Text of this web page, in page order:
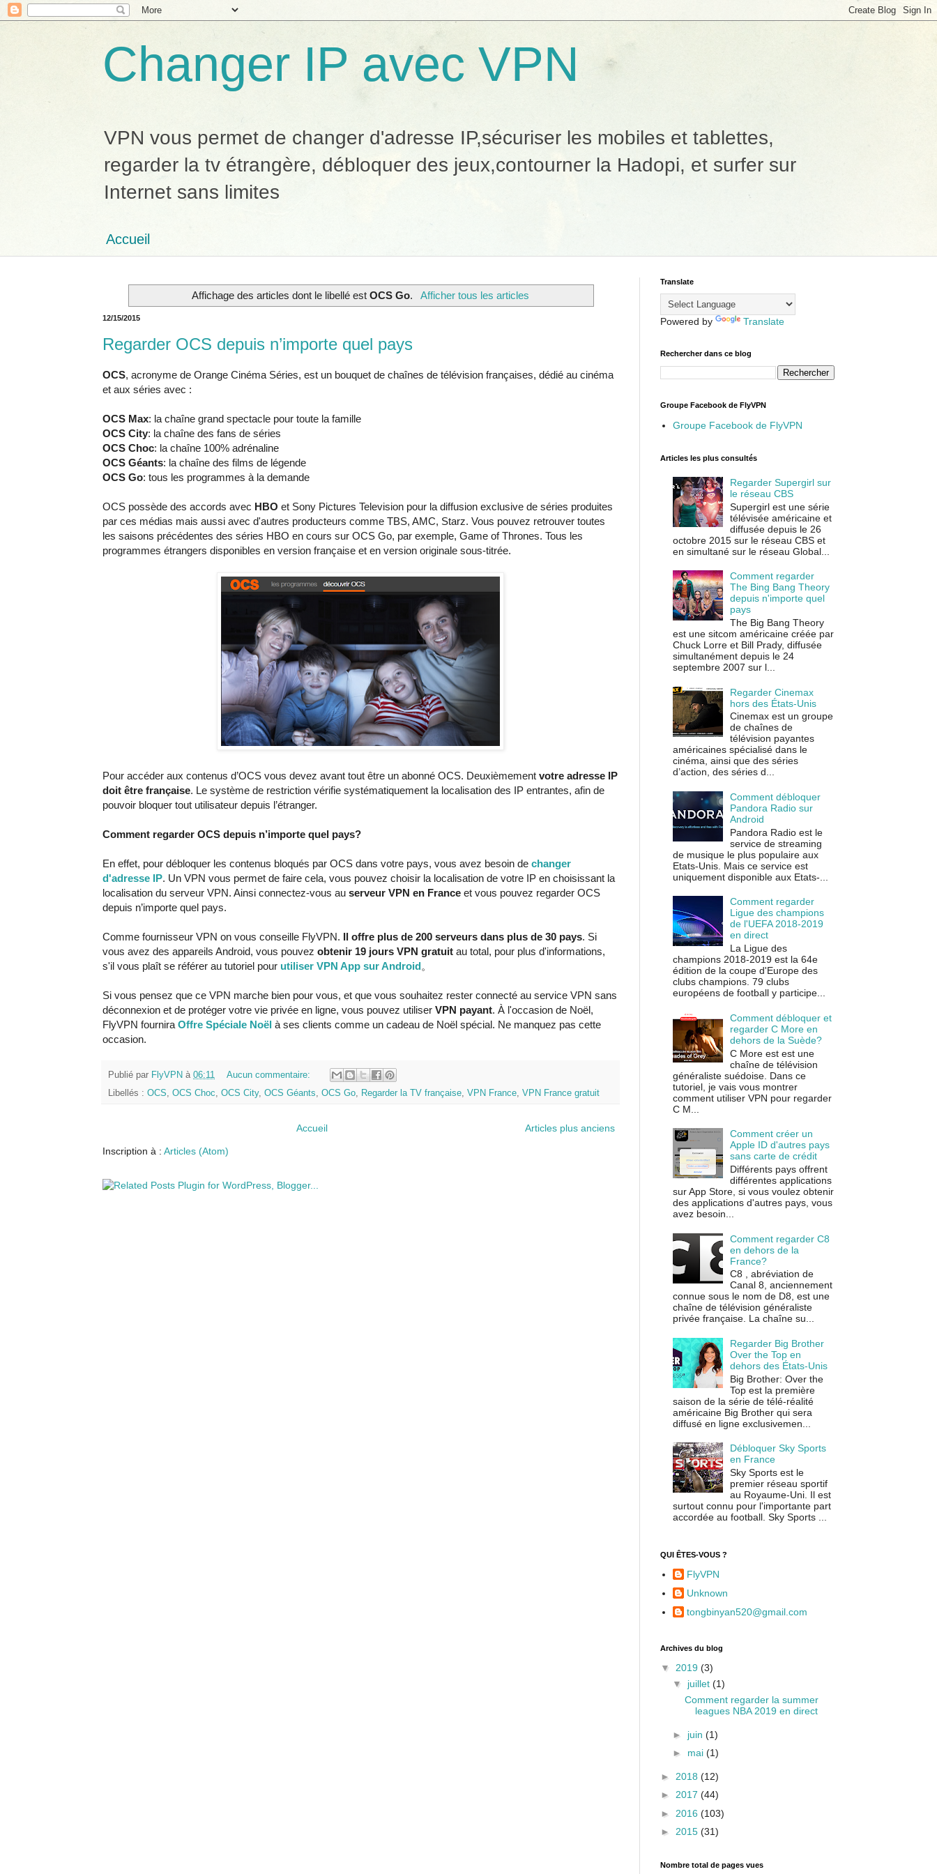
Changer IP avec VPN
VPN vous permet de changer d'adresse IP,sécuriser les mobiles et tablettes,
regarder la tv étrangère, débloquer des jeux,contourner la Hadopi, et surfer sur
Internet sans limites
Accueil
Affichage des articles dont le libellé estOCS Go. Afficher tous les articles
12/15/2015
Regarder OCS depuis n’importe quel pays
OCS, acronyme de Orange Cinéma Séries, est un bouquet de chaînes de télévision françaises, dédié au cinéma
et aux séries avec :
OCS Max: la chaîne grand spectacle pour toute la famille
OCS City: la chaîne des fans de séries
OCS Choc: la chaîne 100% adrénaline
OCS Géants: la chaîne des films de légende
OCS Go: tous les programmes à la demande
OCS possède des accords avec HBO et Sony Pictures Television pour la diffusion exclusive de séries produites
par ces médias mais aussi avec d'autres producteurs comme TBS, AMC, Starz. Vous pouvez retrouver toutes
les saisons précédentes des séries HBO en cours sur OCS Go, par exemple, Game of Thrones. Tous les
programmes étrangers disponibles en version française et en version originale sous-titrée.
Pour accéder aux contenus d’OCS vous devez avant tout être un abonné OCS. Deuxièmement votre adresse IP
doit être française. Le système de restriction vérifie systématiquement la localisation des IP entrantes, afin de
pouvoir bloquer tout utilisateur depuis l’étranger.
Comment regarder OCS depuis n’importe quel pays?
En effet, pour débloquer les contenus bloqués par OCS dans votre pays, vous avez besoin de changer
d'adresse IP. Un VPN vous permet de faire cela, vous pouvez choisir la localisation de votre IP en choisissant la
localisation du serveur VPN. Ainsi connectez-vous au serveur VPN en France et vous pouvez regarder OCS
depuis n’importe quel pays.
Comme fournisseur VPN on vous conseille FlyVPN. Il offre plus de 200 serveurs dans plus de 30 pays. Si
vous avez des appareils Android, vous pouvez obtenir 19 jours VPN gratuit au total, pour plus d'informations,
s'il vous plaît se référer au tutoriel pour utiliser VPN App sur Android。
Si vous pensez que ce VPN marche bien pour vous, et que vous souhaitez rester connecté au service VPN sans
déconnexion et de protéger votre vie privée en ligne, vous pouvez utiliser VPN payant. À l'occasion de Noël,
FlyVPN fournira Offre Spéciale Noël à ses clients comme un cadeau de Noël spécial. Ne manquez pas cette
occasion.
Publié par FlyVPN à 06:11
Aucun commentaire:
Libellés : OCS, OCS Choc, OCS City, OCS Géants, OCS Go, Regarder la TV française, VPN France, VPN France gratuit
Articles plus anciens
Accueil
Inscription à : Articles (Atom)
Translate
Powered by Translate
Rechercher dans ce blog
Groupe Facebook de FlyVPN
Groupe Facebook de FlyVPN
Articles les plus consultés
Regarder Supergirl sur
le réseau CBS
Supergirl est une série
télévisée américaine et
diffusée depuis le 26
octobre 2015 sur le réseau CBS et
en simultané sur le réseau Global...
Comment regarder
The Bing Bang Theory
depuis n'importe quel
pays
The Big Bang Theory
est une sitcom américaine créée par
Chuck Lorre et Bill Prady, diffusée
simultanément depuis le 24
septembre 2007 sur l...
Regarder Cinemax
hors des États-Unis
Cinemax est un groupe
de chaînes de
télévision payantes
américaines spécialisé dans le
cinéma, ainsi que des séries
d’action, des séries d...
Comment débloquer
Pandora Radio sur
Android
Pandora Radio est le
service de streaming
de musique le plus populaire aux
Etats-Unis. Mais ce service est
uniquement disponible aux Etats-...
Comment regarder
Ligue des champions
de l'UEFA 2018-2019
en direct
La Ligue des
champions 2018-2019 est la 64e
édition de la coupe d'Europe des
clubs champions. 79 clubs
européens de football y participe...
Comment débloquer et
regarder C More en
dehors de la Suède?
C More est est une
chaîne de télévision
généraliste suédoise. Dans ce
tutoriel, je vais vous montrer
comment utiliser VPN pour regarder
C M...
Comment créer un
Apple ID d'autres pays
sans carte de crédit
Différents pays offrent
différentes applications
sur App Store, si vous voulez obtenir
des applications d'autres pays, vous
avez besoin...
Comment regarder C8
en dehors de la
France?
C8 , abréviation de
Canal 8, anciennement
connue sous le nom de D8, est une
chaîne de télévision généraliste
privée française. La chaîne su...
Regarder Big Brother
Over the Top en
dehors des États-Unis
Big Brother: Over the
Top est la première
saison de la série de télé-réalité
américaine Big Brother qui sera
diffusé en ligne exclusivemen...
Débloquer Sky Sports
en France
Sky Sports est le
premier réseau sportif
au Royaume-Uni. Il est
surtout connu pour l'importante part
accordée au football. Sky Sports ...
QUI ÊTES-VOUS ?
FlyVPN
Unknown
tongbinyan520@gmail.com
Archives du blog
▼ 2019 (3)
▼ juillet (1)
Comment regarder la summer
leagues NBA 2019 en direct
► juin (1)
► mai (1)
► 2018 (12)
► 2017 (44)
► 2016 (103)
► 2015 (31)
Nombre total de pages vues